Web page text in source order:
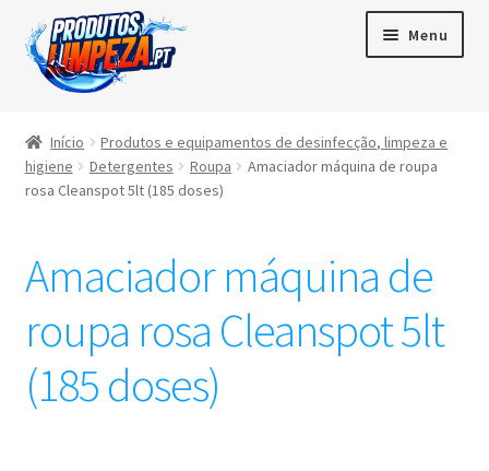
Menu
Produtos
Português
Início
Produtos e equipamentos de desinfecção, limpeza e
higiene
Detergentes Roupa
Amaciador máquina de roupa
rosa Cleanspot 5lt (185 doses)
Amaciador máquina de
roupa rosa Cleanspot 5lt
(185 doses)